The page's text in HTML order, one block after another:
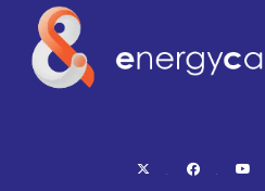
twitter facebook